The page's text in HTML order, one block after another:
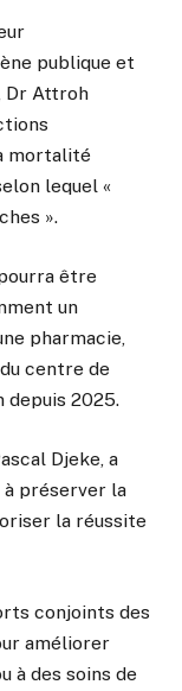
publique et
Dr Attroh
mortalité
lequel «
».
être
un
pharmacie,
centre de
depuis 2025.
Djeke, a
préserver la
la réussite
conjoints des
améliorer
à des soins de